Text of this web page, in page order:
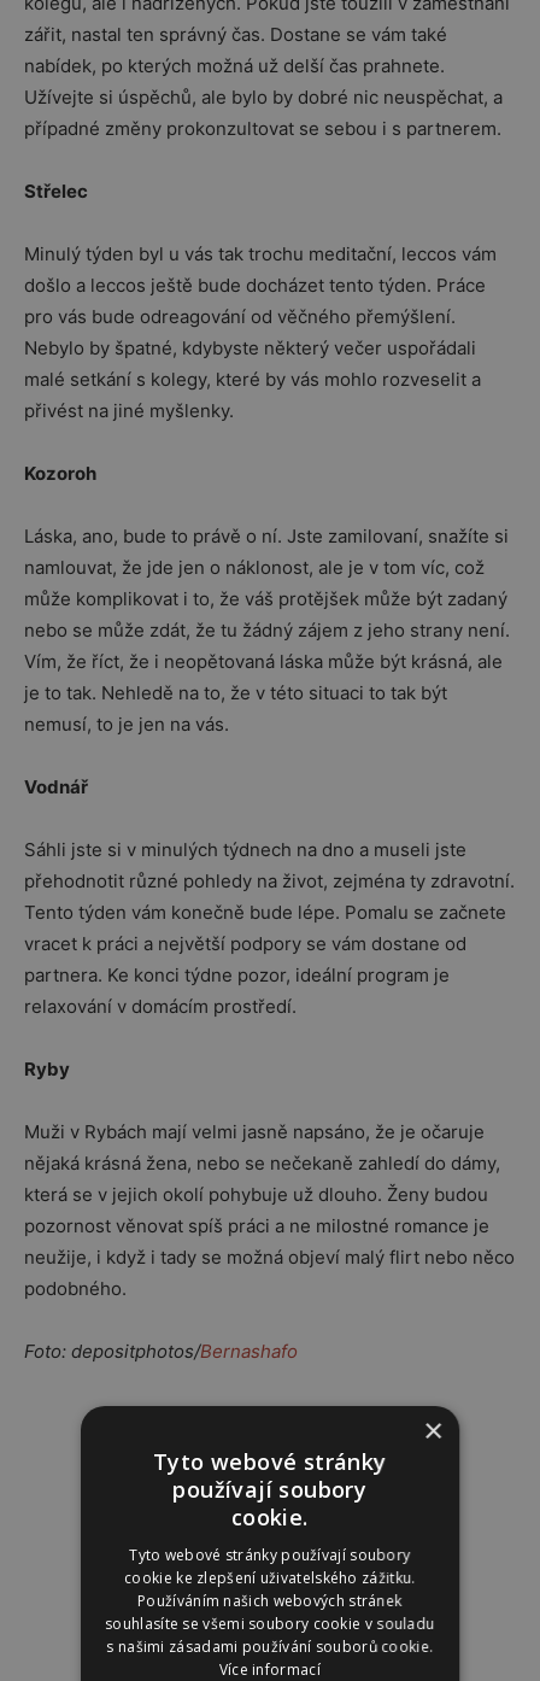
zářit, nastal ten správný čas. Dostane se vám také
nabídek, po kterých možná už delší čas prahnete.
Užívejte si úspěchů, ale bylo by dobré nic neuspěchat, a
případné změny prokonzultovat se sebou i s partnerem.
Střelec
Minulý týden byl u vás tak trochu meditační, leccos vám
došlo a leccos ještě bude docházet tento týden. Práce
pro vás bude odreagování od věčného přemýšlení.
Nebylo by špatné, kdybyste některý večer uspořádali
malé setkání s kolegy, které by vás mohlo rozveselit a
přivést na jiné myšlenky.
Kozoroh
Láska, ano, bude to právě o ní. Jste zamilovaní, snažíte si
namlouvat, že jde jen o náklonost, ale je v tom víc, což
může komplikovat i to, že váš protějšek může být zadaný
nebo se může zdát, že tu žádný zájem z jeho strany není.
Vím, že říct, že i neopětovaná láska může být krásná, ale
je to tak. Nehledě na to, že v této situaci to tak být
nemusí, to je jen na vás.
Vodnář
Sáhli jste si v minulých týdnech na dno a museli jste
přehodnotit různé pohledy na život, zejména ty zdravotní.
Tento týden vám konečně bude lépe. Pomalu se začnete
vracet k práci a největší podpory se vám dostane od
partnera. Ke konci týdne pozor, ideální program je
relaxování v domácím prostředí.
Ryby
Muži v Rybách mají velmi jasně napsáno, že je očaruje
nějaká krásná žena, nebo se nečekaně zahledí do dámy,
která se v jejich okolí pohybuje už dlouho. Ženy budou
pozornost věnovat spíš práci a ne milostné romance je
neužije, i když i tady se možná objeví malý flirt nebo něco
podobného.
Foto: depositphotos/Bernashafo
Reklama ×
Tyto webové stránky
používají soubory
cookie.
Tyto webové stránky používají soubory
cookie ke zlepšení uživatelského zážitku.
Používáním našich webových stránek
souhlasíte se všemi soubory cookie v souladu
s našimi zásadami používání souborů cookie.
Více informací